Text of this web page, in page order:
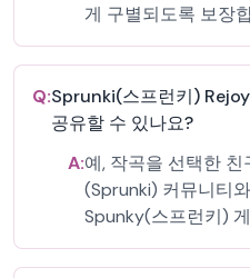
게 구별되도록 보장
Q:Sprunki(스프런키)
공유할 수 있나요?
A:예, 작곡을 선택한
(Sprunki) 커뮤니티
Spunky(스프런키)